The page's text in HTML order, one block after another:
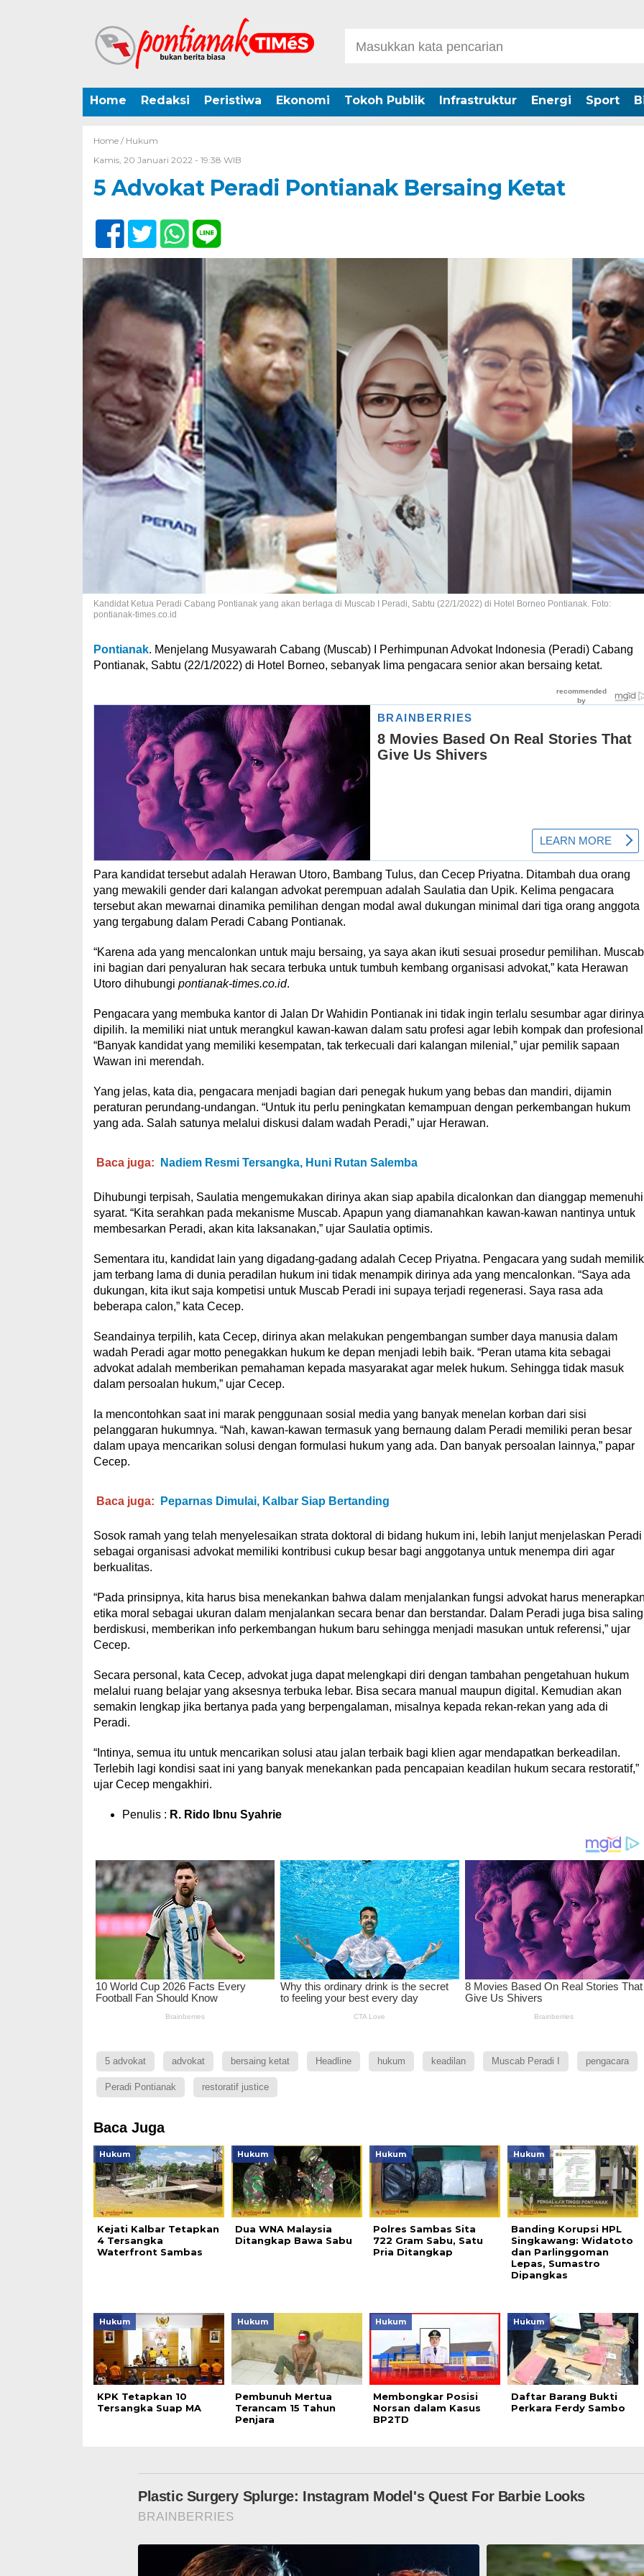
Home Redaksi Peristiwa Ekonomi Tokoh Publik Infrastruktur Energi Sport
Home / Hukum
Kamis, 20 Januari 2022 - 19:38 WIB
5 Advokat Peradi Pontianak Bersaing Ketat
Kandidat Ketua Peradi Cabang Pontianak yang akan berlaga di Muscab I Peradi, Sabtu (22/1/2022) di Hotel Borneo Pontianak. Foto:
pontianak-times.co.id
Pontianak. Menjelang Musyawarah Cabang (Muscab) I Perhimpunan Advokat Indonesia (Peradi) Cabang
Pontianak, Sabtu (22/1/2022) di Hotel Borneo, sebanyak lima pengacara senior akan bersaing ketat.
Para kandidat tersebut adalah Herawan Utoro, Bambang Tulus, dan Cecep Priyatna. Ditambah dua orang
yang mewakili gender dari kalangan advokat perempuan adalah Saulatia dan Upik. Kelima pengacara
tersebut akan mewarnai dinamika pemilihan dengan modal awal dukungan minimal dari tiga orang anggota
yang tergabung dalam Peradi Cabang Pontianak.
“Karena ada yang mencalonkan untuk maju bersaing, ya saya akan ikuti sesuai prosedur pemilihan. Muscab
ini bagian dari penyaluran hak secara terbuka untuk tumbuh kembang organisasi advokat,” kata Herawan
Utoro dihubungi pontianak-times.co.id.
Pengacara yang membuka kantor di Jalan Dr Wahidin Pontianak ini tidak ingin terlalu sesumbar agar dirinya
dipilih. Ia memiliki niat untuk merangkul kawan-kawan dalam satu profesi agar lebih kompak dan
“Banyak kandidat yang memiliki kesempatan, tak terkecuali dari kalangan milenial,” ujar pemilik sapaan
Wawan ini merendah.
Yang jelas, kata dia, pengacara menjadi bagian dari penegak hukum yang bebas dan mandiri, dijamin
peraturan perundang-undangan. “Untuk itu perlu peningkatan kemampuan dengan perkembangan hukum
yang ada. Salah satunya melalui diskusi dalam wadah Peradi,” ujar Herawan.
Baca juga: Nadiem Resmi Tersangka, Huni Rutan Salemba
Dihubungi terpisah, Saulatia mengemukakan dirinya akan siap apabila dicalonkan dan dianggap memenuhi
syarat. “Kita serahkan pada mekanisme Muscab. Apapun yang diamanahkan kawan-kawan nantinya untuk
membesarkan Peradi, akan kita laksanakan,” ujar Saulatia optimis.
Sementara itu, kandidat lain yang digadang-gadang adalah Cecep Priyatna. Pengacara yang sudah
jam terbang lama di dunia peradilan hukum ini tidak menampik dirinya ada yang mencalonkan. “Saya ada
dukungan, kita ikut saja kompetisi untuk Muscab Peradi ini supaya terjadi regenerasi. Saya rasa ada
beberapa calon,” kata Cecep.
Seandainya terpilih, kata Cecep, dirinya akan melakukan pengembangan sumber daya manusia dalam
wadah Peradi agar motto penegakkan hukum ke depan menjadi lebih baik. “Peran utama kita sebagai
advokat adalah memberikan pemahaman kepada masyarakat agar melek hukum. Sehingga tidak masuk
dalam persoalan hukum,” ujar Cecep.
Ia mencontohkan saat ini marak penggunaan sosial media yang banyak menelan korban dari sisi
pelanggaran hukumnya. “Nah, kawan-kawan termasuk yang bernaung dalam Peradi memiliki peran besar
dalam upaya mencarikan solusi dengan formulasi hukum yang ada. Dan banyak persoalan lainnya,” papar
Cecep.
Baca juga: Peparnas Dimulai, Kalbar Siap Bertanding
Sosok ramah yang telah menyelesaikan strata doktoral di bidang hukum ini, lebih lanjut menjelaskan Peradi
sebagai organisasi advokat memiliki kontribusi cukup besar bagi anggotanya untuk menempa diri agar
berkualitas.
“Pada prinsipnya, kita harus bisa menekankan bahwa dalam menjalankan fungsi advokat harus
etika moral sebagai ukuran dalam menjalankan secara benar dan berstandar. Dalam Peradi juga bisa saling
berdiskusi, memberikan info perkembangan hukum baru sehingga menjadi masukan untuk referensi,” ujar
Cecep.
Secara personal, kata Cecep, advokat juga dapat melengkapi diri dengan tambahan pengetahuan hukum
melalui ruang belajar yang aksesnya terbuka lebar. Bisa secara manual maupun digital. Kemudian akan
semakin lengkap jika bertanya pada yang berpengalaman, misalnya kepada rekan-rekan yang ada di
Peradi.
“Intinya, semua itu untuk mencarikan solusi atau jalan terbaik bagi klien agar mendapatkan berkeadilan.
Terlebih lagi kondisi saat ini yang banyak menekankan pada pencapaian keadilan hukum secara restoratif,”
ujar Cecep mengakhiri.
Penulis : R. Rido Ibnu Syahrie
5 advokat advokat bersaing ketat Headline hukum keadilan Muscab Peradi I pengacara
Peradi Pontianak restoratif justice
Baca Juga
Hukum
Kejati Kalbar Tetapkan
4 Tersangka
Waterfront Sambas
Hukum
Dua WNA Malaysia
Ditangkap Bawa Sabu
Hukum
Polres Sambas Sita
722 Gram Sabu, Satu
Pria Ditangkap
Hukum
Banding Korupsi HPL
Singkawang: Widatoto
dan Parlinggoman
Lepas, Sumastro
Dipangkas
Hukum
KPK Tetapkan 10
Tersangka Suap MA
Hukum
Pembunuh Mertua
Terancam 15 Tahun
Penjara
Hukum
Membongkar Posisi
Norsan dalam Kasus
BP2TD
Hukum
Daftar Barang Bukti
Perkara Ferdy Sambo